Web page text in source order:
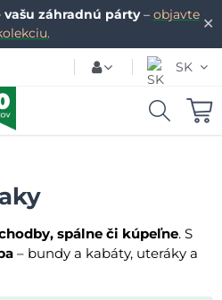
✕
záhradnú párty– objavte
SK
spálne či kúpeľne. S
– bundy a kabáty, uteráky a